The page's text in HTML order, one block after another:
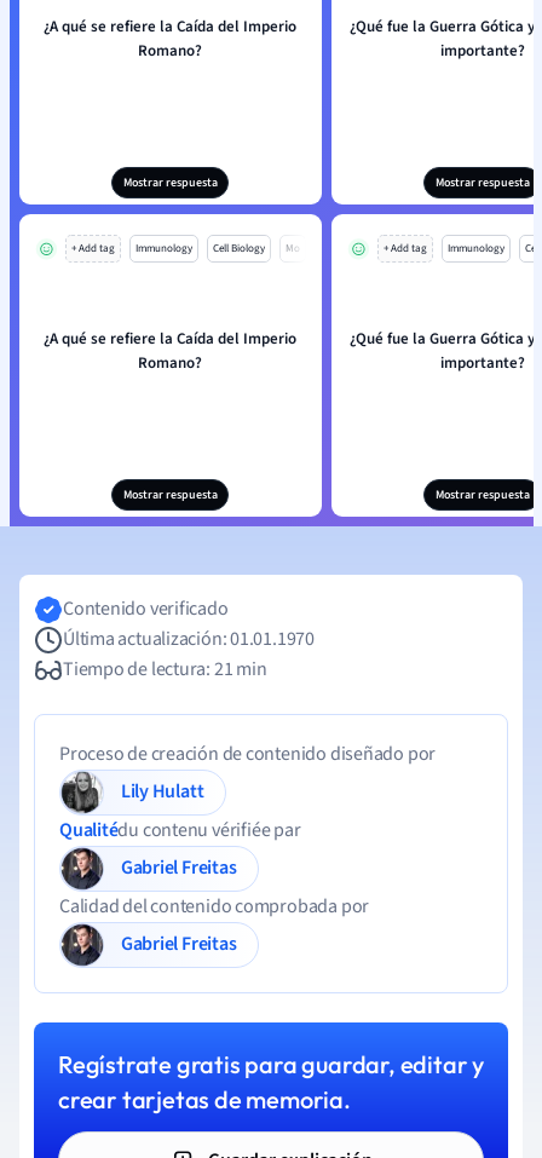
¿A qué se refiere la Caída del Imperio
Romano?
Mostrar respuesta
¿Qué fue la Guerra Gótica y
importante?
Mostrar respuesta
+ Add tag Immunology Cell Biology Mo
¿A qué se refiere la Caída del Imperio
Romano?
Mostrar respuesta
+ Add tag Immunology
¿Qué fue la Guerra Gótica y
importante?
Mostrar respuesta
Contenido verificado
Última actualización: 01.01.1970
Tiempo de lectura: 21 min
Proceso de creación de contenido diseñado por
Lily Hulatt
Qualitédu contenu vérifiée par
Gabriel Freitas
Calidad del contenido comprobada por
Gabriel Freitas
Regístrate gratis para guardar, editar y
crear tarjetas de memoria.